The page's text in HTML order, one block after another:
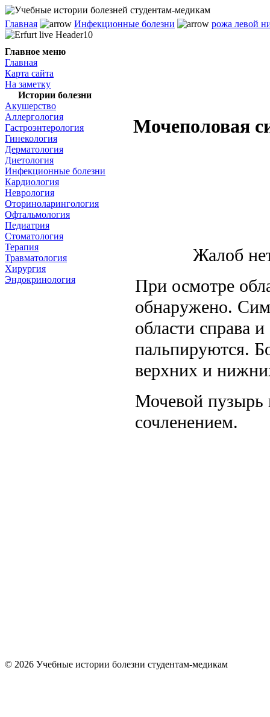
Главная Инфекционные болезни рожа левой
Главное меню
Главная
Карта сайта
На заметку
Истории болезни
Акушерство
Аллергология
Гастроэнтерология
Гинекология
Дерматология
Диетология
Инфекционные болезни
Кардиология
Неврология
Оториноларингология
Офтальмология
Педиатрия
Стоматология
Терапия
Травматология
Хирургия
Эндокринология
Мочеполовая
Жалоб
При осмотре
обнаружено.
области справа
пальпируются.
верхних и
Мочевой пузырь
сочленением.
© 2026 Учебные истории болезни студентам-медикам